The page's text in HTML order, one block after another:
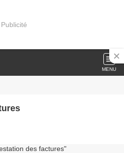
Publicité
MENU